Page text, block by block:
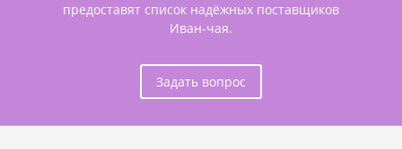
предоставят список надёжных поставщиков
Иван-чая.
Задать вопрос